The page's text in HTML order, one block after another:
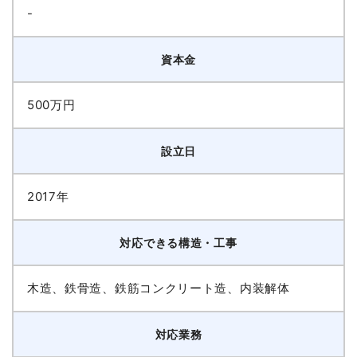
-
資本金
500万円
設立日
2017年
対応できる構造・工事
木造、鉄骨造、鉄筋コンクリート造、内装解体
対応業務